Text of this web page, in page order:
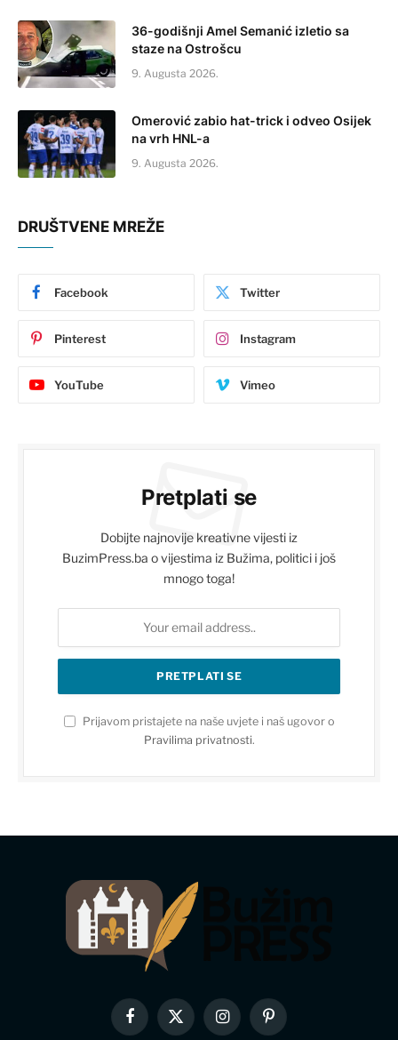
36-godišnji Amel Semanić izletio sa
staze na Ostrošcu
9. Augusta 2026.
Omerović zabio hat-trick i odveo Osijek
na vrh HNL-a
9. Augusta 2026.
DRUŠTVENE MREŽE
Facebook Twitter
Pinterest Instagram
YouTube Vimeo
Pretplati se
Dobijte najnovije kreativne vijesti iz
BuzimPress.ba o vijestima iz Bužima, politici i još
mnogo toga!
Prijavom pristajete na naše uvjete i naš ugovor o
Pravilima privatnosti.
Facebook
X
InstagramPinterest